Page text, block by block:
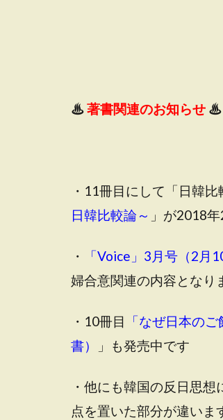
♨著書関連のお知らせ ♨
・11冊目にして「日韓
日韓比較論～ 」が2018
・ 「Voice」3月号（2月
婦合意関連の内容となり
・10冊目 「なぜ日本の
書）
」も発売中です
・他にも韓国の反日思
点を置いた部分が違いま